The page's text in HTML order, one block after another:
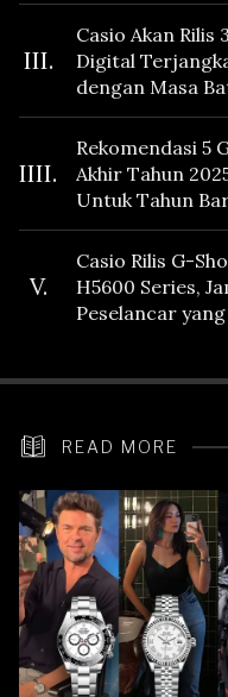
III.
Casio Akan Rilis
Digital
dengan Masa
Fitur Vibration
IIII.
Rekomendasi 5
Akhir Tahun
Untuk Tahun
V.
Casio Rilis G-
H5600 Series,
Peselancar
READ MORE